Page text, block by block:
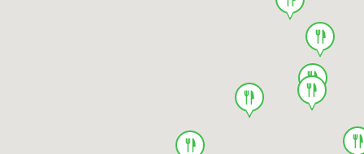
food
food
food
food
food